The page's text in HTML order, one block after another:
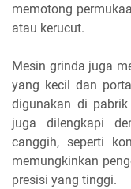
memotong
atau kerucut.
Mesin grinda juga
yang kecil dan
digunakan di
juga dilengkapi
canggih, seperti
memungkinkan
presisi yang tinggi.